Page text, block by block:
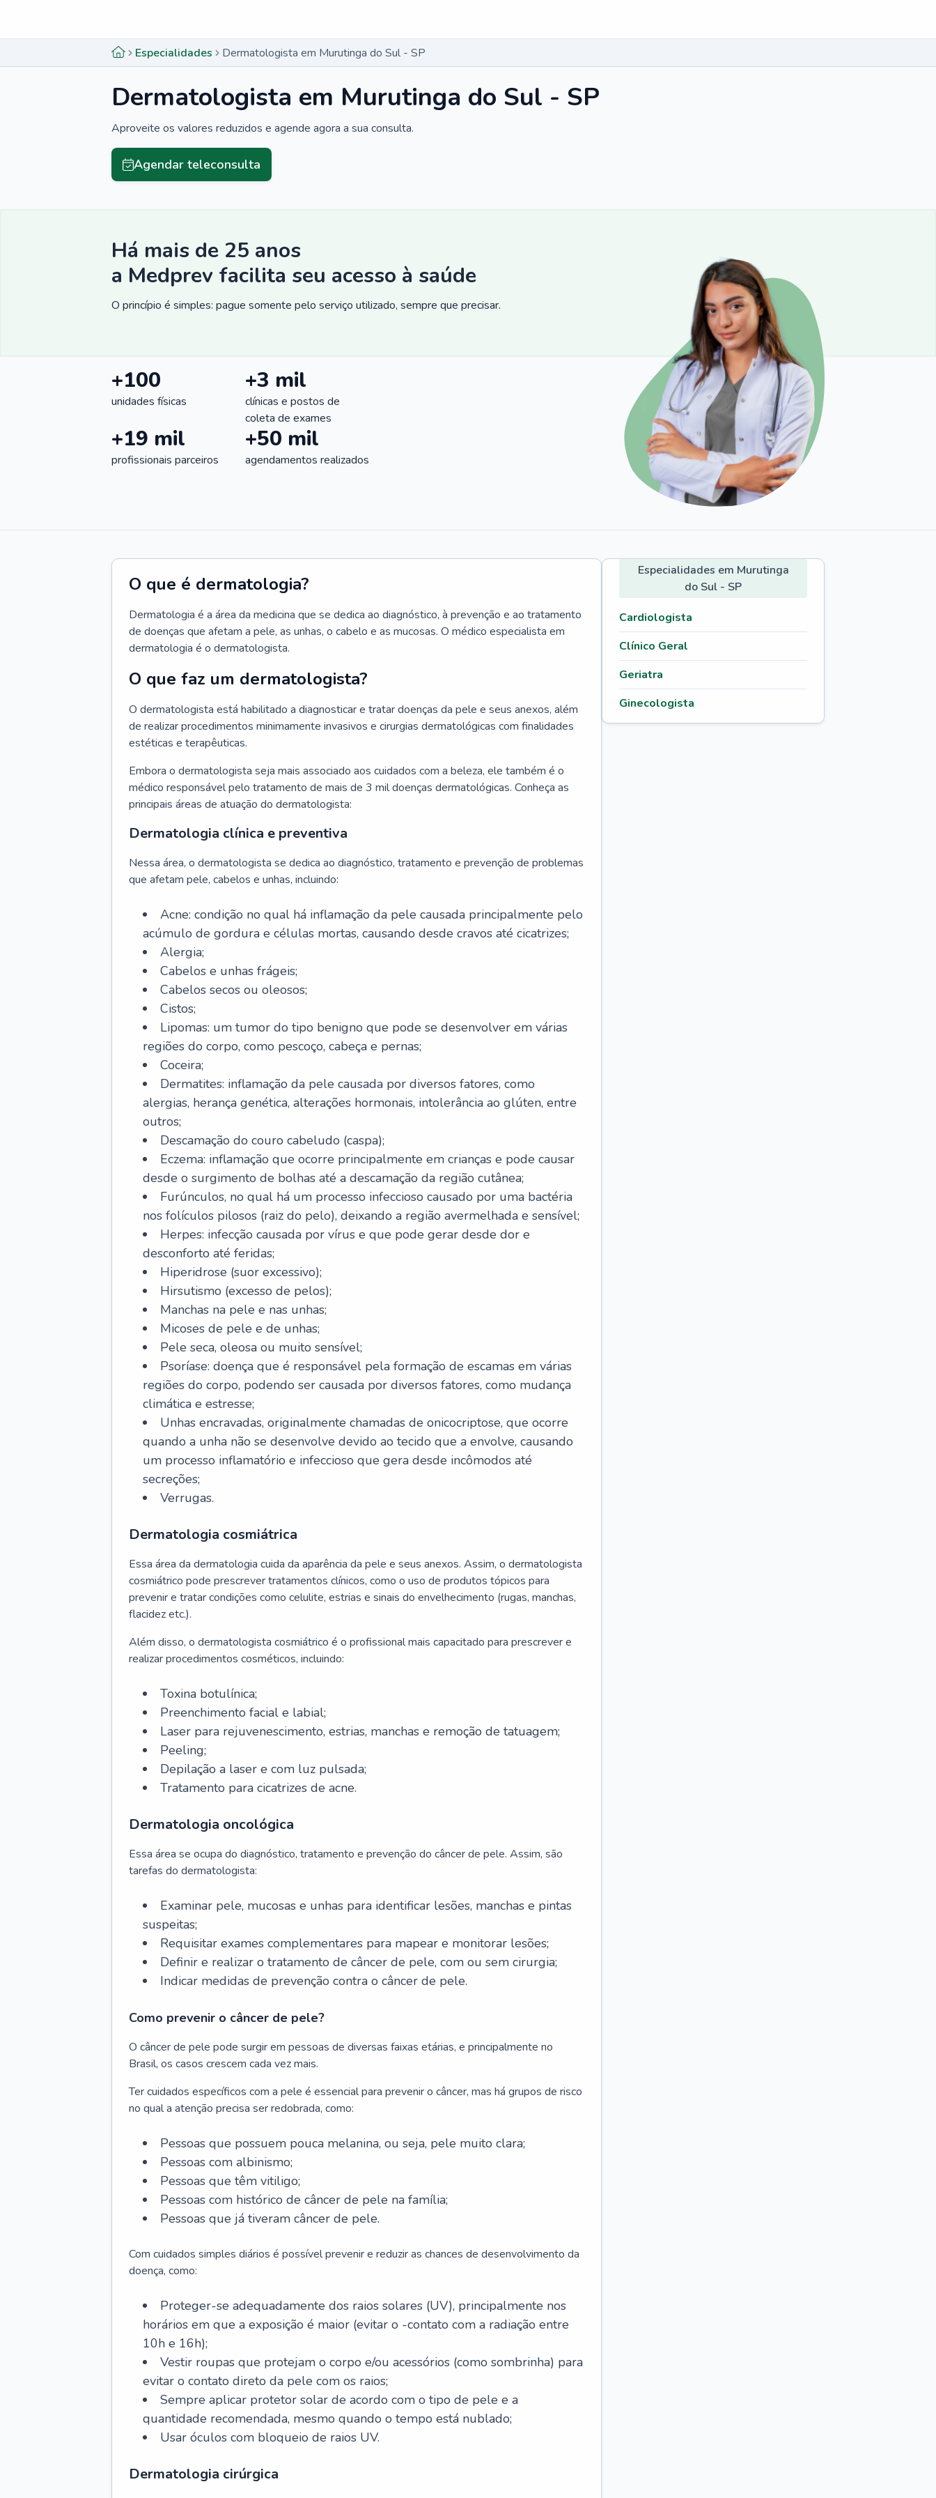
Especialidades Dermatologista em Murutinga do Sul - SP
Dermatologista em Murutinga do Sul - SP
Aproveite os valores reduzidos e agende agora a sua consulta.
Agendar teleconsulta
Há mais de 25 anos
a Medprev facilita seu acesso à saúde
O princípio é simples: pague somente pelo serviço utilizado, sempre que precisar.
+100
unidades físicas
+3 mil
clínicas e postos de
coleta de exames
+19 mil
profissionais parceiros
+50 mil
agendamentos realizados
O que é dermatologia?
Dermatologia é a área da medicina que se dedica ao diagnóstico, à prevenção e ao tratamento
de doenças que afetam a pele, as unhas, o cabelo e as mucosas. O médico especialista em
dermatologia é o dermatologista.
O que faz um dermatologista?
O dermatologista está habilitado a diagnosticar e tratar doenças da pele e seus anexos, além
de realizar procedimentos minimamente invasivos e cirurgias dermatológicas com finalidades
estéticas e terapêuticas.
Embora o dermatologista seja mais associado aos cuidados com a beleza, ele também é o
médico responsável pelo tratamento de mais de 3 mil doenças dermatológicas. Conheça as
principais áreas de atuação do dermatologista:
Dermatologia clínica e preventiva
Nessa área, o dermatologista se dedica ao diagnóstico, tratamento e prevenção de problemas
que afetam pele, cabelos e unhas, incluindo:
Acne: condição no qual há inflamação da pele causada principalmente pelo
acúmulo de gordura e células mortas, causando desde cravos até cicatrizes;
Alergia;
Cabelos e unhas frágeis;
Cabelos secos ou oleosos;
Cistos;
Lipomas: um tumor do tipo benigno que pode se desenvolver em várias
regiões do corpo, como pescoço, cabeça e pernas;
Coceira;
Dermatites: inflamação da pele causada por diversos fatores, como
alergias, herança genética, alterações hormonais, intolerância ao glúten, entre
outros;
Descamação do couro cabeludo (caspa);
Eczema: inflamação que ocorre principalmente em crianças e pode causar
desde o surgimento de bolhas até a descamação da região cutânea;
Furúnculos, no qual há um processo infeccioso causado por uma bactéria
nos folículos pilosos (raiz do pelo), deixando a região avermelhada e sensível;
Herpes: infecção causada por vírus e que pode gerar desde dor e
desconforto até feridas;
Hiperidrose (suor excessivo);
Hirsutismo (excesso de pelos);
Manchas na pele e nas unhas;
Micoses de pele e de unhas;
Pele seca, oleosa ou muito sensível;
Psoríase: doença que é responsável pela formação de escamas em várias
regiões do corpo, podendo ser causada por diversos fatores, como mudança
climática e estresse;
Unhas encravadas, originalmente chamadas de onicocriptose, que ocorre
quando a unha não se desenvolve devido ao tecido que a envolve, causando
um processo inflamatório e infeccioso que gera desde incômodos até
secreções;
Verrugas.
Dermatologia cosmiátrica
Essa área da dermatologia cuida da aparência da pele e seus anexos. Assim, o dermatologista
cosmiátrico pode prescrever tratamentos clínicos, como o uso de produtos tópicos para
prevenir e tratar condições como celulite, estrias e sinais do envelhecimento (rugas, manchas,
flacidez etc.).
Além disso, o dermatologista cosmiátrico é o profissional mais capacitado para prescrever e
realizar procedimentos cosméticos, incluindo:
Toxina botulínica;
Preenchimento facial e labial;
Laser para rejuvenescimento, estrias, manchas e remoção de tatuagem;
Peeling;
Depilação a laser e com luz pulsada;
Tratamento para cicatrizes de acne.
Dermatologia oncológica
Essa área se ocupa do diagnóstico, tratamento e prevenção do câncer de pele. Assim, são
tarefas do dermatologista:
Examinar pele, mucosas e unhas para identificar lesões, manchas e pintas
suspeitas;
Requisitar exames complementares para mapear e monitorar lesões;
Definir e realizar o tratamento de câncer de pele, com ou sem cirurgia;
Indicar medidas de prevenção contra o câncer de pele.
Como prevenir o câncer de pele?
O câncer de pele pode surgir em pessoas de diversas faixas etárias, e principalmente no
Brasil, os casos crescem cada vez mais.
Ter cuidados específicos com a pele é essencial para prevenir o câncer, mas há grupos de risco
no qual a atenção precisa ser redobrada, como:
Pessoas que possuem pouca melanina, ou seja, pele muito clara;
Pessoas com albinismo;
Pessoas que têm vitiligo;
Pessoas com histórico de câncer de pele na família;
Pessoas que já tiveram câncer de pele.
Com cuidados simples diários é possível prevenir e reduzir as chances de desenvolvimento da
doença, como:
Proteger-se adequadamente dos raios solares (UV), principalmente nos
horários em que a exposição é maior (evitar o -contato com a radiação entre
10h e 16h);
Vestir roupas que protejam o corpo e/ou acessórios (como sombrinha) para
evitar o contato direto da pele com os raios;
Sempre aplicar protetor solar de acordo com o tipo de pele e a
quantidade recomendada, mesmo quando o tempo está nublado;
Usar óculos com bloqueio de raios UV.
Dermatologia cirúrgica
Especialidades em Murutinga
do Sul - SP
Cardiologista
Clínico Geral
Geriatra
Ginecologista